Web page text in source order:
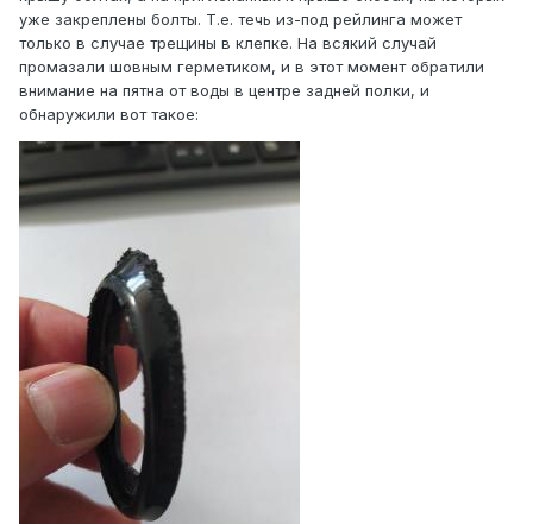
уже закреплены болты. Т.е. течь из-под рейлинга может
только в случае трещины в клепке. На всякий случай
промазали шовным герметиком, и в этот момент обратили
внимание на пятна от воды в центре задней полки, и
обнаружили вот такое: